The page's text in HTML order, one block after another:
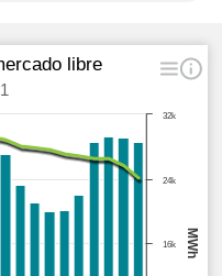
MWh
libre
16k
24k
32k